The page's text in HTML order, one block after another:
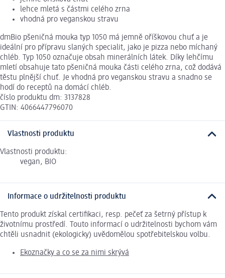
lehce mletá s částmi celého zrna
vhodná pro veganskou stravu
dmBio pšeničná mouka typ 1050 má jemně oříškovou chuť a je
ideální pro přípravu slaných specialit, jako je pizza nebo míchaný
chléb. Typ 1050 označuje obsah minerálních látek. Díky lehčímu
mletí obsahuje tato pšeničná mouka části celého zrna, což dodává
těstu plnější chuť. Je vhodná pro veganskou stravu a snadno se
hodí do receptů na domácí chléb.
číslo produktu dm: 3137828
GTIN: 4066447796070
Vlastnosti produktu
Vlastnosti produktu:
vegan, BIO
Informace o udržitelnosti produktu
Tento produkt získal certifikaci, resp. pečeť za šetrný přístup k
životnímu prostředí. Touto informací o udržitelnosti bychom vám
chtěli usnadnit (ekologicky) uvědomělou spotřebitelskou volbu.
Ekoznačky a co se za nimi skrývá